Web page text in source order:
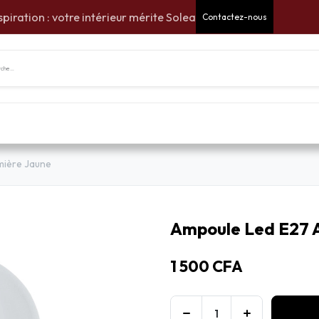
: votre intérieur mérite Solea Contactez-nous
Jaune
Ampoule Led E27
1 500 CFA